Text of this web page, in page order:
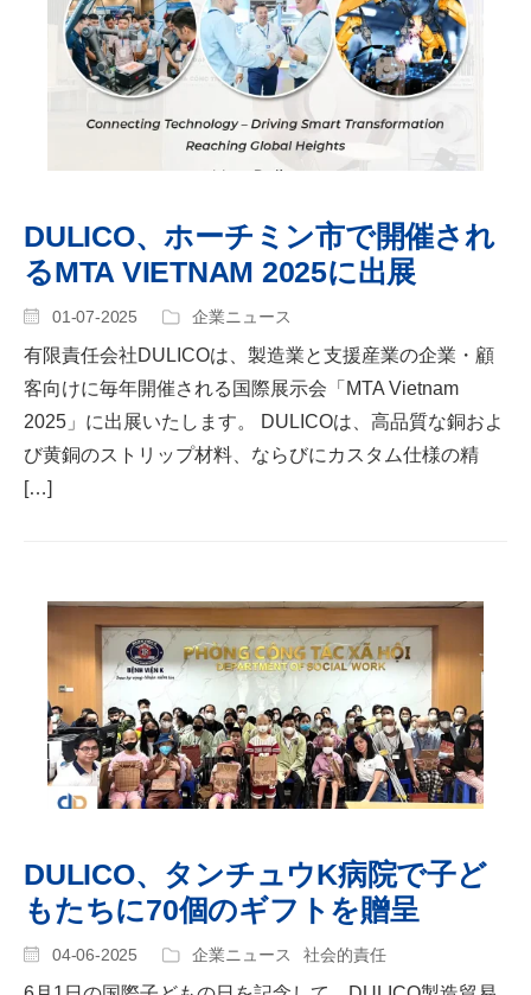
DULICO、ホーチミン市で開催され
るMTA VIETNAM 2025に出展
01-07-2025 企業ニュース
有限責任会社DULICOは、製造業と支援産業の企業・顧
客向けに毎年開催される国際展示会「MTA Vietnam
2025」に出展いたします。 DULICOは、高品質な銅およ
び黄銅のストリップ材料、ならびにカスタム仕様の精
[…]
DULICO、タンチュウK病院で子ど
もたちに70個のギフトを贈呈
04-06-2025 企業ニュース 社会的責任